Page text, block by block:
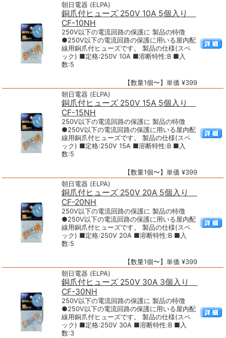
朝日電器 (ELPA)
銅爪付ヒューズ 250V 10A 5個入り
CF-10NH
250V以下の電流回路の保護に 製品の特徴
●250V以下の電流回路の保護に用いる屋内配
線用銅爪付ヒューズです。 製品の仕様(スペ
ック) ■定格:250V 10A ■溶断特性:B ■入
数:5
【数量1個〜】単価 ¥399
朝日電器 (ELPA)
銅爪付ヒューズ 250V 15A 5個入り
CF-15NH
250V以下の電流回路の保護に 製品の特徴
●250V以下の電流回路の保護に用いる屋内配
線用銅爪付ヒューズです。 製品の仕様(スペ
ック) ■定格:250V 15A ■溶断特性:B ■入
数:5
【数量1個〜】単価 ¥399
朝日電器 (ELPA)
銅爪付ヒューズ 250V 20A 5個入り
CF-20NH
250V以下の電流回路の保護に 製品の特徴
●250V以下の電流回路の保護に用いる屋内配
線用銅爪付ヒューズです。 製品の仕様(スペ
ック) ■定格:250V 20A ■溶断特性:B ■入
数:5
【数量1個〜】単価 ¥399
朝日電器 (ELPA)
銅爪付ヒューズ 250V 30A 3個入り
CF-30NH
250V以下の電流回路の保護に 製品の特徴
●250V以下の電流回路の保護に用いる屋内配
線用銅爪付ヒューズです。 製品の仕様(スペ
ック) ■定格:250V 30A ■溶断特性:B ■入
数:3